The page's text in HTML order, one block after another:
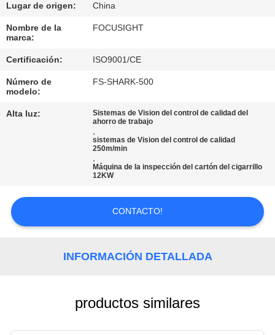
CALIDAD
ÉNTRENOS
EN
CONTACTO
CON
UNA
CITA
Lugar de origen: China
Nombre de la
marca:
FOCUSIGHT
Certificación: ISO9001/CE
Número de
modelo:
FS-SHARK-500
Alta luz:
Sistemas de Vision del control de calidad del
ahorro de trabajo
,
sistemas de Vision del control de calidad
250m/min
,
Máquina de la inspección del cartón del cigarrillo
12KW
CONTACTO!
INFORMACIÓN DETALLADA
productos similares